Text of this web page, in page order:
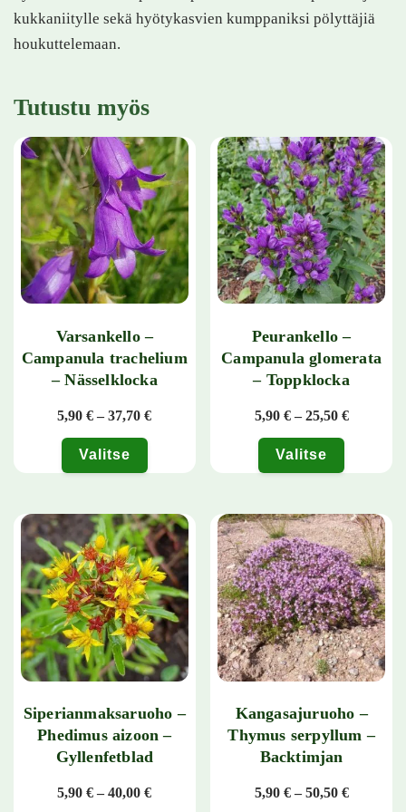
kukkaniitylle sekä hyötykasvien kumppaniksi pölyttäjiä
houkuttelemaan.
Tutustu myös
Varsankello –
Campanula trachelium
– Nässelklocka
5,90€ – 37,70€Hintaluokka: 5,90 € - 37,70 €
Valitse
Peurankello –
Campanula glomerata
– Toppklocka
5,90 € – 25,50 €
Valitse
Siperianmaksaruoho –
Phedimus aizoon –
Gyllenfetblad
5,90€ – 40,00€Hintaluokka: 5,90 € - 40,00 €
Kangasajuruoho –
Thymus serpyllum –
Backtimjan
5,90 € – 50,50 €